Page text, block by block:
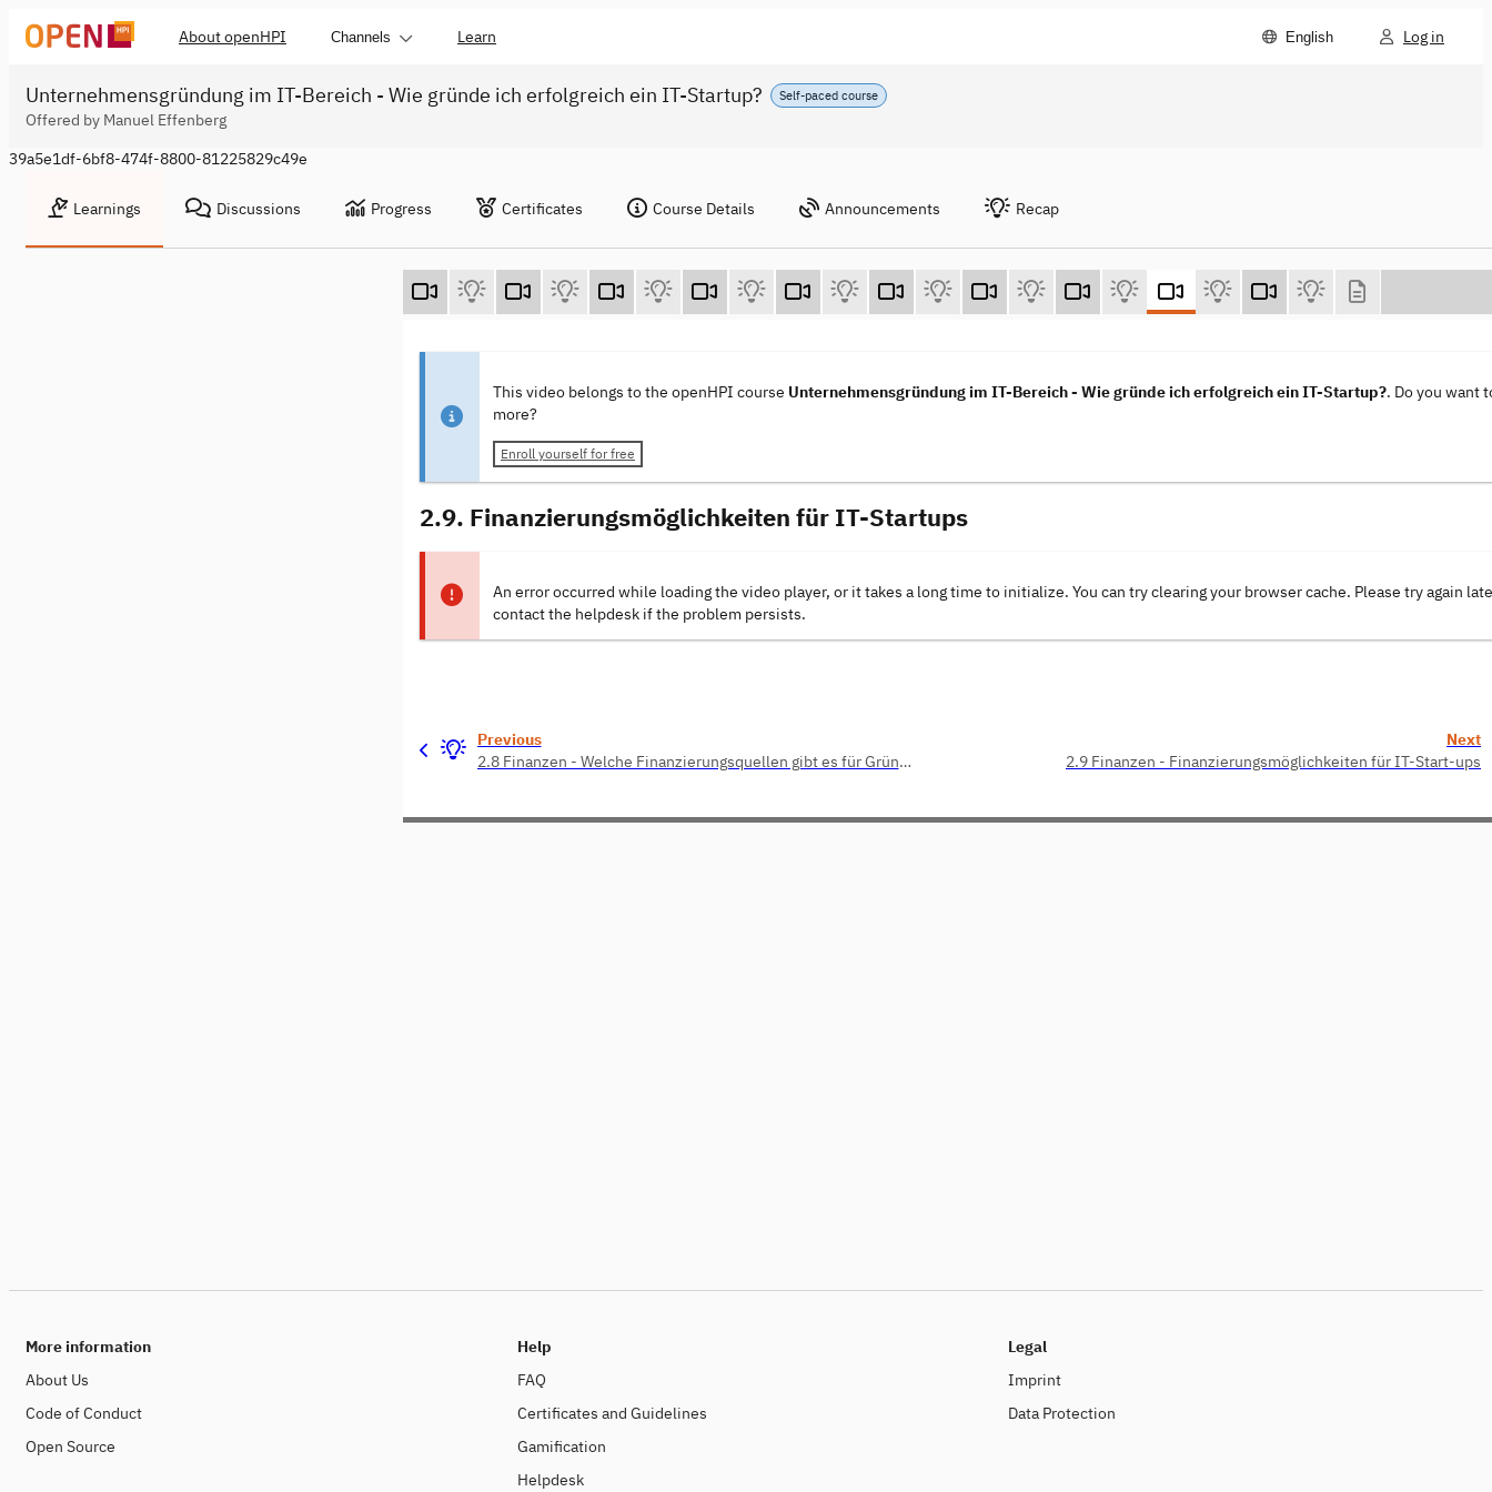
About openHPI Channels Learn English Log in
Self-paced course
Unternehmensgründung im IT-Bereich - Wie gründe ich erfolgreich ein IT-Startup?
Offered by Manuel Effenberg
39a5e1df-6bf8-474f-8800-81225829c49e
Learnings Discussions Progress Certificates Course Details Announcements Recap
This video belongs to the openHPI course Unternehmensgründung im IT-Bereich - Wie gründe ich erfolgreich ein IT-Startup?. Do you want
more?
Enroll yourself for free
2.9. Finanzierungsmöglichkeiten für IT-Startups
An error occurred while loading the video player, or it takes a long time to initialize. You can try clearing your browser cache. Please try again
contact the helpdesk if the problem persists.
Previous
2.8 Finanzen - Welche Finanzierungsquellen gibt es für Gründer?
Next
2.9 Finanzen - Finanzierungsmöglichkeiten für IT-Start-ups
More information
About Us
Code of Conduct
Open Source
Help
FAQ
Certificates and Guidelines
Gamification
Helpdesk
Legal
Imprint
Data Protection